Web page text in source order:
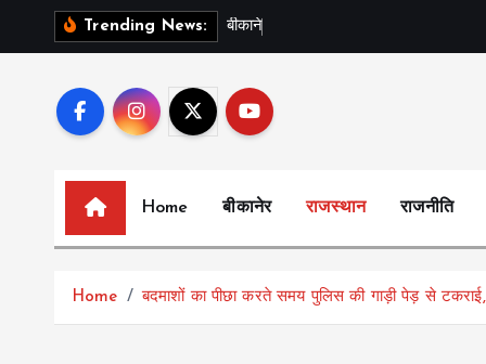
Trending News: बकन
Home बीकानेर राजस्थान राजनीति
Home बदमाशों का पीछा करते समय पुलिस की गाड़ी पेड़ से